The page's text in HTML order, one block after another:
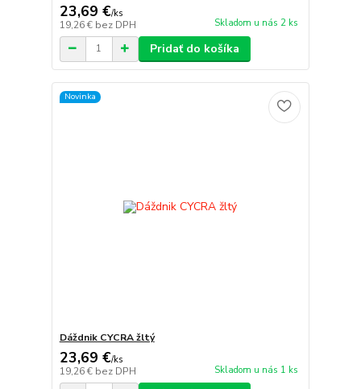
23,69 €/ks
19,26 € bez DPH Skladom u nás 2 ks
Pridať do košíka
Novinka
Dáždnik CYCRA žltý
23,69 €/ks
19,26 € bez DPH Skladom u nás 1 ks